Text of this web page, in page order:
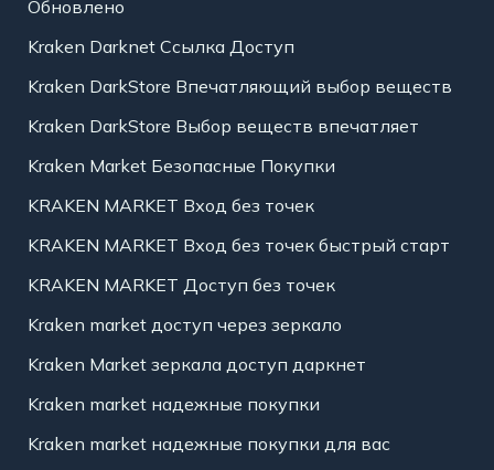
Обновлено
Kraken Darknet Ссылка Доступ
Kraken DarkStore Впечатляющий выбор веществ
Kraken DarkStore Выбор веществ впечатляет
Kraken Market Безопасные Покупки
KRAKEN MARKET Вход без точек
KRAKEN MARKET Вход без точек быстрый старт
KRAKEN MARKET Доступ без точек
Kraken market доступ через зеркало
Kraken Market зеркала доступ даркнет
Kraken market надежные покупки
Kraken market надежные покупки для вас